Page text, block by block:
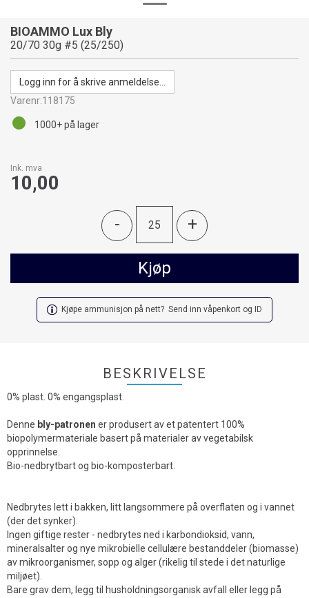
BIOAMMO Lux Bly
20/70 30g #5 (25/250)
Logg inn for å skrive anmeldelse...
Varenr:118175
Ink. mva
10,00
- +
Kjøp
1000+på lager
Kjøpe ammunisjon på nett? Send inn våpenkort og ID
BESKRIVELSE
0% plast. 0% engangsplast.
Denne bly-patronen er produsert av et patentert 100%
biopolymermateriale basert på materialer av vegetabilsk
opprinnelse.
Bio-nedbrytbart og bio-komposterbart.
Nedbrytes lett i bakken, litt langsommere på overflaten og i vannet
(der det synker).
Ingen giftige rester - nedbrytes ned i karbondioksid, vann,
mineralsalter og nye mikrobielle cellulære bestanddeler (biomasse)
av mikroorganismer, sopp og alger (rikelig til stede i det naturlige
miljøet).
Bare grav dem, legg til husholdningsorganisk avfall eller legg på